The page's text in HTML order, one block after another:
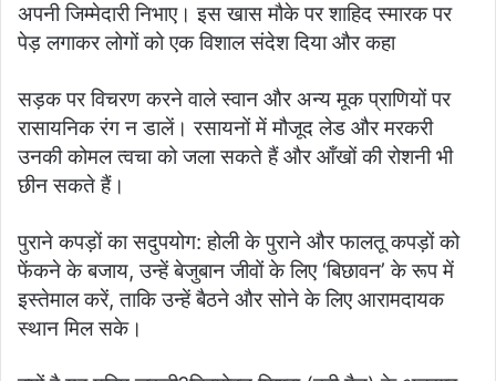
अपनी जिम्मेदारी निभाए। इस खास मौके पर शाहिद स्मारक पर
पेड़ लगाकर लोगों को एक विशाल संदेश दिया और कहा
सड़क पर विचरण करने वाले स्वान और अन्य मूक प्राणियों पर
रासायनिक रंग न डालें। रसायनों में मौजूद लेड और मरकरी
उनकी कोमल त्वचा को जला सकते हैं और आँखों की रोशनी भी
छीन सकते हैं।
पुराने कपड़ों का सदुपयोग: होली के पुराने और फालतू कपड़ों को
फेंकने के बजाय, उन्हें बेजुबान जीवों के लिए ‘बिछावन’ के रूप में
इस्तेमाल करें, ताकि उन्हें बैठने और सोने के लिए आरामदायक
स्थान मिल सके।